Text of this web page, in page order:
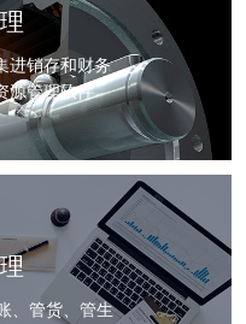
进销存和财务
源管理软件
、管货、管生